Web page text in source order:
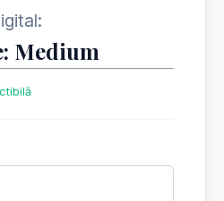
Medium